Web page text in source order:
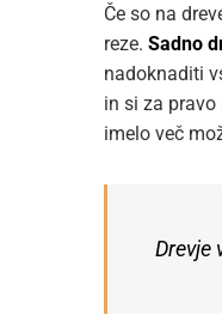
Če so na
reze. Sadno
nadoknaditi
in si za
imelo več
Drevje